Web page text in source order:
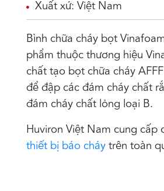
Xuất xứ: Việt Nam
Bình chữa cháy bọt
phẩm thuộc thương hiệu
chất tạo bọt chữa cháy
để đập các đám cháy chất
đám cháy chất lỏng loại B.
Huviron Việt Nam cung cấp
thiết bị báo cháy trên toàn